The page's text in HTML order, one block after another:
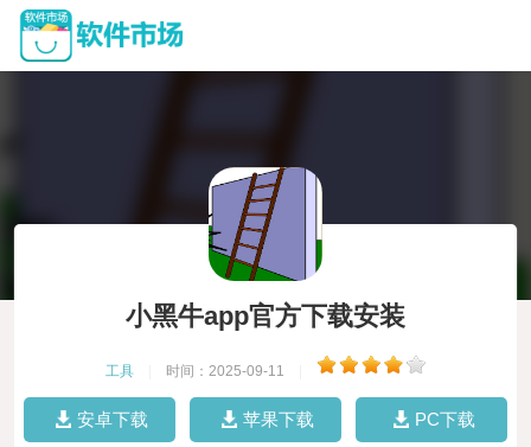
小黑牛app官方下载安装
工具 时间：2025-09-11
安卓下载 苹果下载 PC下载